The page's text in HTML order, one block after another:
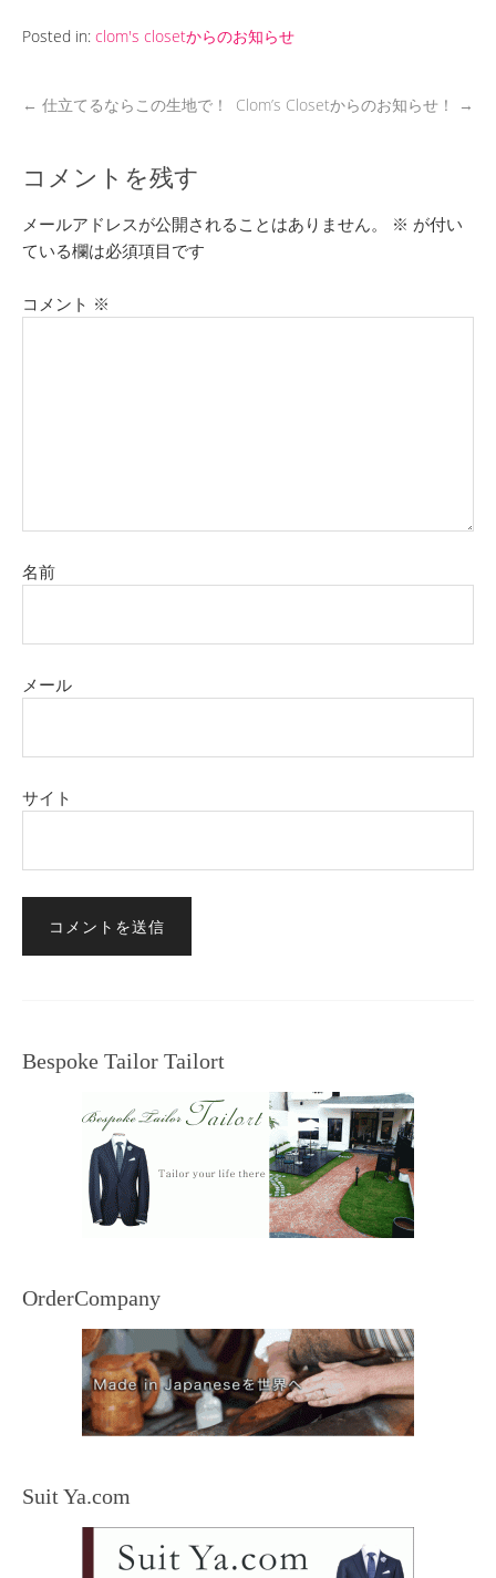
Posted in: clom's closetからのお知らせ
← 仕立てるならこの生地で！ Clom’s Closetからのお知らせ！ →
コメントを残す
メールアドレスが公開されることはありません。 ※ が付い
ている欄は必須項目です
コメント ※
名前
メール
サイト
Bespoke Tailor Tailort
OrderCompany
Suit Ya.com